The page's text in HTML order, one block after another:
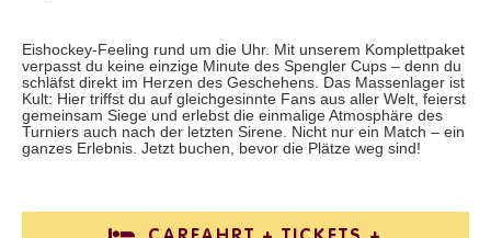
Eishockey-Feeling rund um die Uhr. Mit unserem Komplettpaket
verpasst du keine einzige Minute des Spengler Cups – denn du
schläfst direkt im Herzen des Geschehens. Das Massenlager ist
Kult: Hier triffst du auf gleichgesinnte Fans aus aller Welt, feierst
gemeinsam Siege und erlebst die einmalige Atmosphäre des
Turniers auch nach der letzten Sirene. Nicht nur ein Match – ein
ganzes Erlebnis. Jetzt buchen, bevor die Plätze weg sind!